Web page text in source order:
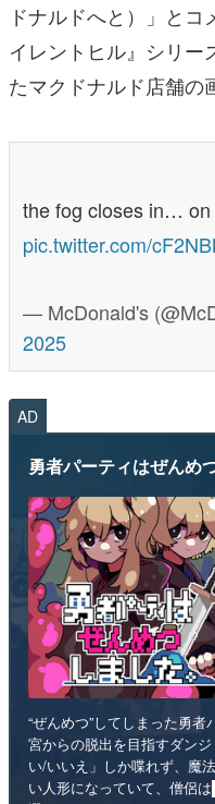
ドナルドへと）」と
イレントヒル』シリー
たマクドナルド店舗の
the fog closes in…
pic.twitter.com/
— McDonald's
2025
AD
勇者パーティはぜんめ
“ぜんめつ”してしまった勇
宮からの脱出を目指すダン
い/いいえ」しか喋れず、魔
い人形になっていて、僧侶